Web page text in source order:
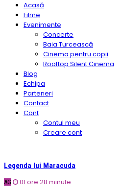
Acasă
Filme
Evenimente
Concerte
Baia Turcească
Cinema pentru copii
Rooftop Silent Cinema
Blog
Echipa
Parteneri
Contact
Cont
Contul meu
Creare cont
Legenda lui Maracuda
AG
01 ore 28 minute